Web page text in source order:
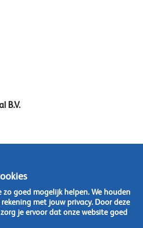
B.V.
88
zo goed mogelijk helpen. We houden
met jouw privacy. Door deze
je ervoor dat onze website goed